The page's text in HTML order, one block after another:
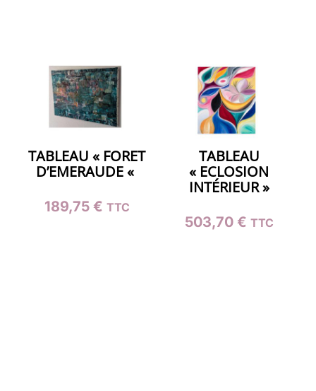
650,00 €.
plusieurs
variations.
Les
options
peuvent
être
choisies
la
TABLEAU « FORET
D’EMERAUDE «
189,75 € TTC
TABLEAU
« ECLOSION
INTÉRIEUR »
503,70 € TTC